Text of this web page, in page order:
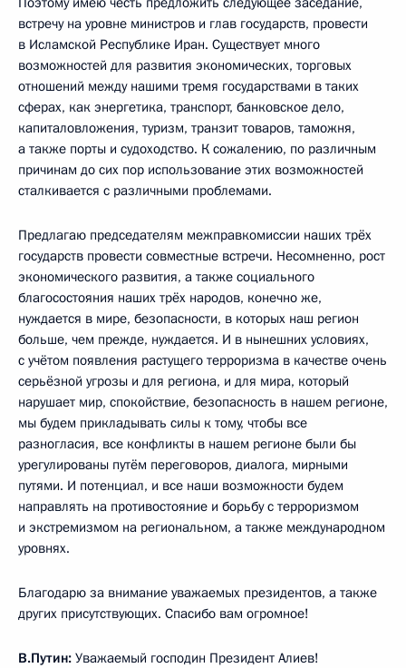
встречу на уровне министров и глав государств, провести
в Исламской Республике Иран. Существует много
возможностей для развития экономических, торговых
отношений между нашими тремя государствами в таких
сферах, как энергетика, транспорт, банковское дело,
капиталовложения, туризм, транзит товаров, таможня,
а также порты и судоходство. К сожалению, по различным
причинам до сих пор использование этих возможностей
сталкивается с различными проблемами.
Предлагаю председателям межправкомиссии наших трёх
государств провести совместные встречи. Несомненно, рост
экономического развития, а также социального
благосостояния наших трёх народов, конечно же,
нуждается в мире, безопасности, в которых наш регион
больше, чем прежде, нуждается. И в нынешних условиях,
с учётом появления растущего терроризма в качестве очень
серьёзной угрозы и для региона, и для мира, который
нарушает мир, спокойствие, безопасность в нашем регионе,
мы будем прикладывать силы к тому, чтобы все
разногласия, все конфликты в нашем регионе были бы
урегулированы путём переговоров, диалога, мирными
путями. И потенциал, и все наши возможности будем
направлять на противостояние и борьбу с терроризмом
и экстремизмом на региональном, а также международном
уровнях.
Благодарю за внимание уважаемых президентов, а также
других присутствующих. Спасибо вам огромное!
В.Путин: Уважаемый господин Президент Алиев!